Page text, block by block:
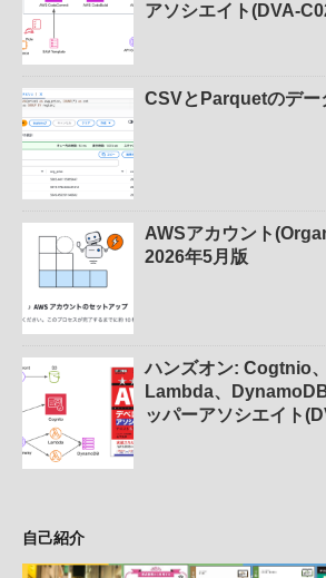
アソシエイト(DVA-
CSVとParquetのデー
AWSアカウント
2026年5月版
ハンズオン: Cogtnio
Lambda、
ッパーアソシエイト
自己紹介